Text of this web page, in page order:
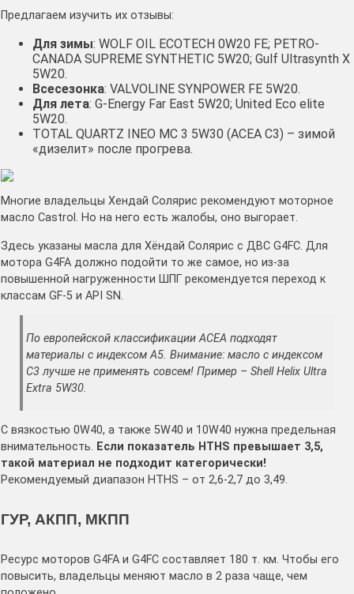
Предлагаем изучить их отзывы:
Для зимы: WOLF OIL ECOTECH 0W20 FE; PETRO-
CANADA SUPREME SYNTHETIC 5W20; Gulf Ultrasynth X
5W20.
Всесезонка: VALVOLINE SYNPOWER FE 5W20.
Для лета: G-Energy Far East 5W20; United Eco elite
5W20.
TOTAL QUARTZ INEO MC 3 5W30 (ACEA C3) – зимой
«дизелит» после прогрева.
Многие владельцы Хендай Солярис рекомендуют моторное
масло Castrol. Но на него есть жалобы, оно выгорает.
Здесь указаны масла для Хёндай Солярис с ДВС G4FC. Для
мотора G4FA должно подойти то же самое, но из-за
повышенной нагруженности ШПГ рекомендуется переход к
классам GF-5 и API SN.
По европейской классификации ACEA подходят
материалы с индексом A5. Внимание: масло с индексом
C3 лучше не применять совсем! Пример – Shell Helix Ultra
Extra 5W30.
С вязкостью 0W40, а также 5W40 и 10W40 нужна предельная
внимательность. Если показатель HTHS превышает 3,5,
такой материал не подходит категорически!
Рекомендуемый диапазон HTHS – от 2,6-2,7 до 3,49.
ГУР, АКПП, МКПП
Ресурс моторов G4FA и G4FC составляет 180 т. км. Чтобы его
повысить, владельцы меняют масло в 2 раза чаще, чем